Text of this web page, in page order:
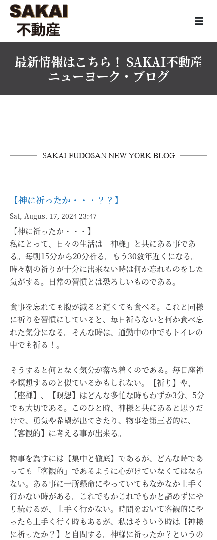
最新情報はこちら！ SAKAI不動産
ニューヨーク・ブログ
SAKAI FUDOSAN NEW YORK BLOG
【神に祈ったか・・・？？】
Sat, August 17, 2024 23:47
【神に祈ったか・・・】
私にとって、日々の生活は「神様」と共にある事であ
る。毎朝15分から20分祈る。もう30数年近くになる。
時々朝の祈りが十分に出来ない時は何か忘れものをした
気がする。日常の習慣とは恐ろしいものである。
食事を忘れても腹が減ると遅くても食べる。これと同様
に祈りを習慣にしていると、毎日祈らないと何か食べ忘
れた気分になる。そんな時は、通勤中の中でもトイレの
中でも祈る！。
そうすると何となく気分が落ち着くのである。毎日座禅
や瞑想するのと似ているかもしれない。【祈り】や、
【座禅】、【瞑想】はどんな多忙な時もわずか3分、5分
でも大切である。このひと時、神様と共にあると思うだ
けで、勇気や希望が出てきたり、物事を第三者的に、
【客観的】に考える事が出来る。
物事を為すには【集中と徹底】であるが、どんな時であ
っても「客観的」であるように心がけていなくてはなら
ない。ある事に一所懸命にやっていてもなかなか上手く
行かない時がある。これでもかこれでもかと諦めずにや
り続けるが、上手く行かない。時間をおいて客観的にや
ったら上手く行く時もあるが、私はそういう時は【神様
に祈ったか？】と自問する。神様に祈ったか？というの